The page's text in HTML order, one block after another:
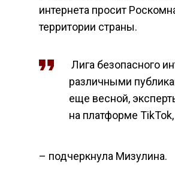
интернета просит
территории страны.
Лига безопасного
различными
еще весной,
на платформе TikTok,
– подчеркнула Мизулина.